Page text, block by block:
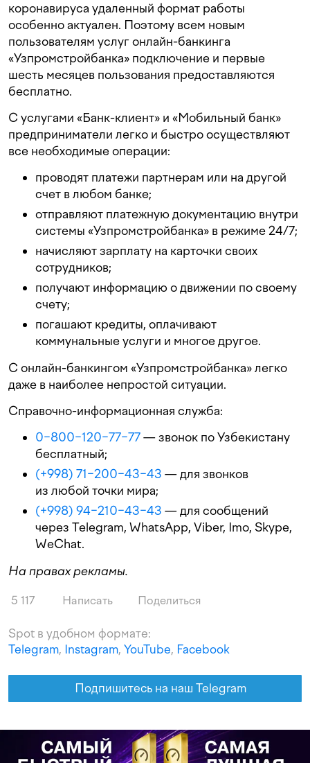
коронавируса удаленный формат работы
особенно актуален. Поэтому всем новым
пользователям услуг онлайн-банкинга
«Узпромстройбанка» подключение и первые
шесть месяцев пользования предоставляются
бесплатно.
С услугами «Банк-клиент» и «Мобильный банк»
предприниматели легко и быстро осуществляют
все необходимые операции:
проводят платежи партнерам или на другой
счет в любом банке;
отправляют платежную документацию внутри
системы «Узпромстройбанка» в режиме 24/7;
начисляют зарплату на карточки своих
сотрудников;
получают информацию о движении по своему
счету;
погашают кредиты, оплачивают
коммунальные услуги и многое другое.
С онлайн-банкингом «Узпромстройбанка» легко
даже в наиболее непростой ситуации.
Справочно-информационная служба:
0−800−120−77−77— звонок по Узбекистану
бесплатный;
(+998) 71−200−43−43 — для звонков
из любой точки мира;
(+998) 94−210−43−43 — для сообщений
через Telegram, WhatsApp, Viber, Imo, Skype,
WeChat.
На правах рекламы.
5 117 Написать Поделиться
Spot в удобном формате:
Telegram, Instagram, YouTube, Facebook
Подпишитесь на наш Telegram